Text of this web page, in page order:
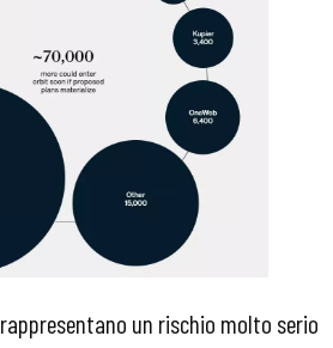
rappresentano un rischio molto serio